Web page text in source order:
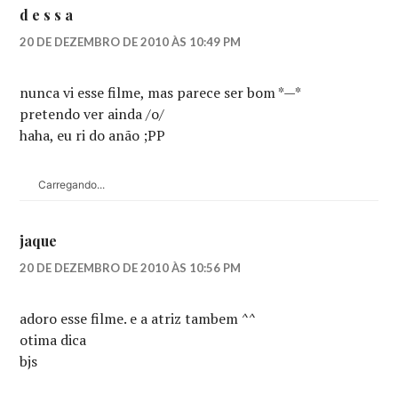
d e s s a
20 DE DEZEMBRO DE 2010 ÀS 10:49 PM
nunca vi esse filme, mas parece ser bom *—*
pretendo ver ainda /o/
haha, eu ri do anão ;PP
Carregando...
jaque
20 DE DEZEMBRO DE 2010 ÀS 10:56 PM
adoro esse filme. e a atriz tambem ^^
otima dica
bjs